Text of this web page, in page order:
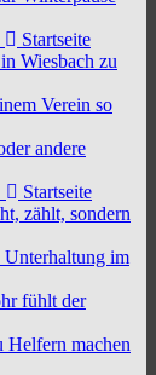
Startseite
Wiesbach zu
Verein so
andere
Startseite
zählt, sondern
Unterhaltung im
fühlt der
Helfern machen